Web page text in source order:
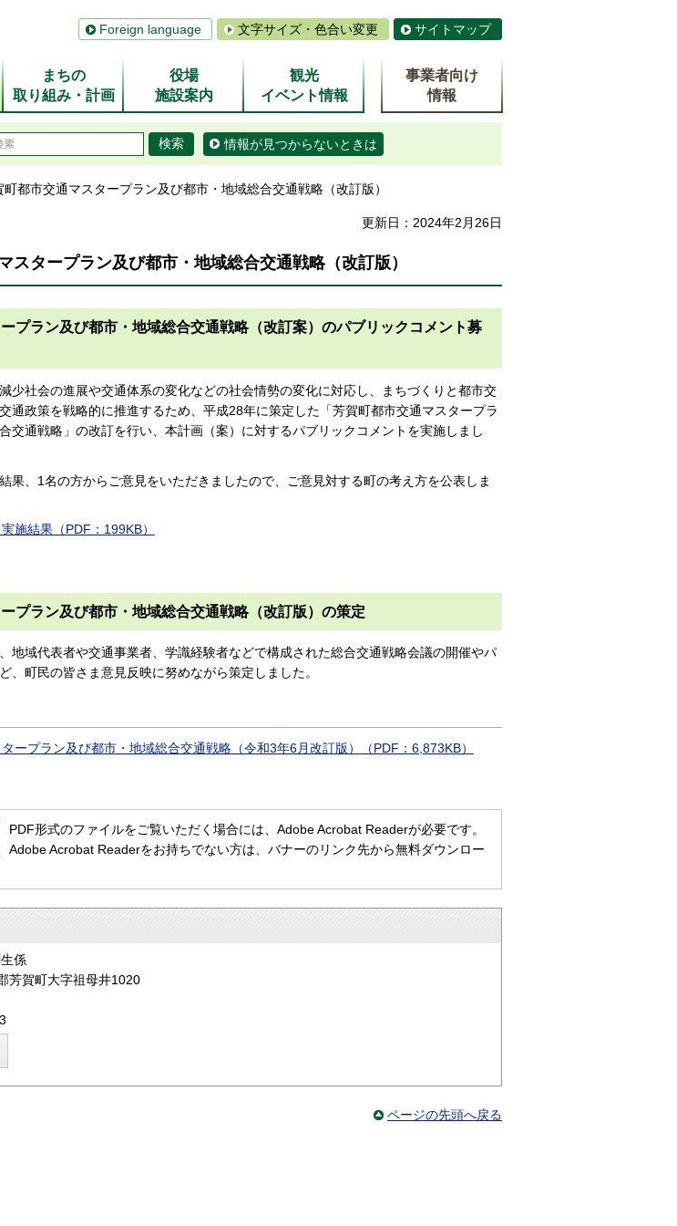
Foreign language 文字サイズ・色合い変更 サイトマップ
まちの
取り組み・計画
役場
施設案内
観光
イベント情報
事業者向け
情報
情報が見つからないときは
町都市交通マスタープラン及び都市・地域総合交通戦略（改訂版）
更新日：2024年2月26日
スタープラン及び都市・地域総合交通戦略（改訂版）
プラン及び都市・地域総合交通戦略（改訂案）のパブリックコメント募
少社会の進展や交通体系の変化などの社会情勢の変化に対応し、まちづくりと都市交
通政策を戦略的に推進するため、平成28年に策定した「芳賀町都市交通マスタープラ
交通戦略」の改訂を行い、本計画（案）に対するパブリックコメントを実施しまし
果、1名の方からご意見をいただきましたので、ご意見対する町の考え方を公表しま
施結果（PDF：199KB）
プラン及び都市・地域総合交通戦略（改訂版）の策定
地域代表者や交通事業者、学識経験者などで構成された総合交通戦略会議の開催やパ
、町民の皆さま意見反映に努めながら策定しました。
ープラン及び都市・地域総合交通戦略（令和3年6月改訂版）（PDF：6,873KB）
PDF形式のファイルをご覧いただく場合には、Adobe Acrobat Readerが必要です。
Adobe Acrobat Readerをお持ちでない方は、バナーのリンク先から無料ダウンロー
係
芳賀町大字祖母井1020
ページの先頭へ戻る